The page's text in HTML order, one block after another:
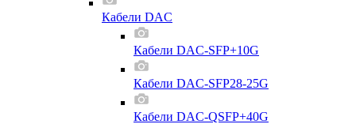
Кабели DAC
Кабели DAC-SFP+10G
Кабели DAC-SFP28-25G
Кабели DAC-QSFP+40G